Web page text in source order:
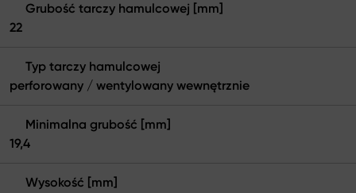
Grubość tarczy hamulcowej [mm]
22
Typ tarczy hamulcowej
perforowany / wentylowany wewnętrznie
Minimalna grubość [mm]
19,4
Wysokość [mm]